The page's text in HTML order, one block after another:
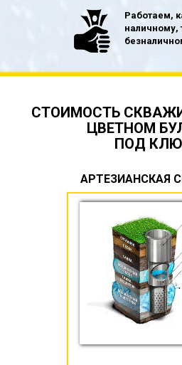
Работаем,
наличному,
СТОИМОСТЬ
ЦВЕТНОМ
ПОД
АРТЕЗИАНСКАЯ